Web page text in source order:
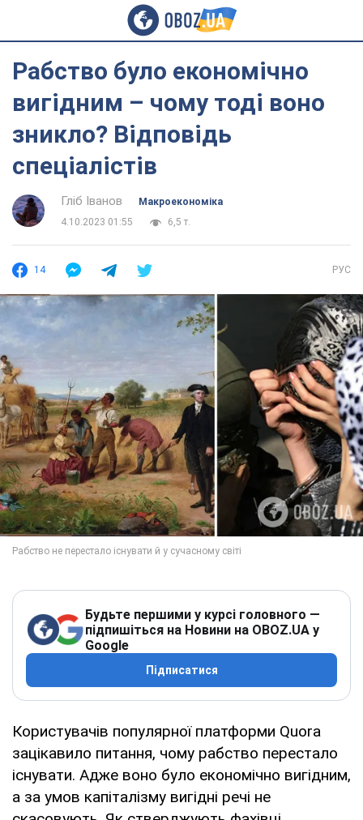
Рабство було економічно
вигідним – чому тоді воно
зникло? Відповідь
спеціалістів
Гліб Іванов
Mакроекономіка
4.10.2023 01:55
6,5 т.
14 РУС
Будьте першими у курсі головного —
підпишіться на Новини на OBOZ.UA у
Google
Підписатися
Користувачів популярної платформи Quora
зацікавило питання, чому рабство перестало
існувати. Адже воно було економічно вигідним,
а за умов капіталізму вигідні речі не